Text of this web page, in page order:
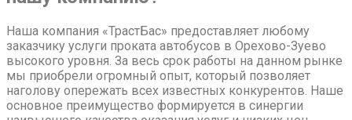
Наша компания «ТрастБас» предоставляет любому
заказчику услуги проката автобусов в Орехово-Зуево
высокого уровня. За весь срок работы на данном рынке
мы приобрели огромный опыт, который позволяет
наголову опережать всех известных конкурентов. Наше
основное преимущество формируется в синергии